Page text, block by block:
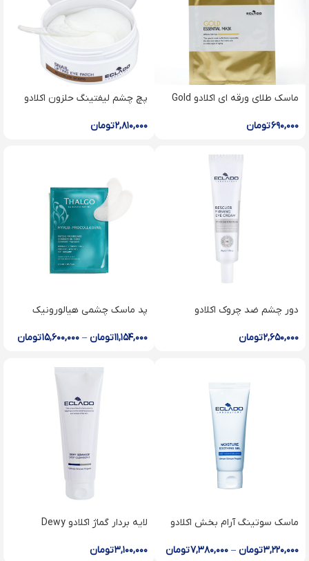
ماسک طلای ورقه ای اکلادو Gold
۶۹۰,۰۰۰تومان
پچ چشم لیفتینگ حلزون اکلادو
۲,۸۱۰,۰۰۰تومان
دور چشم ضد چروک اکلادو
۲,۶۵۰,۰۰۰تومان
پد ماسک چشمی هیالورونیک
Patches
۱۱,۱۵۴,۰۰۰تومان – ۱۵,۶۰۰,۰۰۰تومان
ماسک سوتینگ آرام بخش اکلادو
۳,۲۲۰,۰۰۰تومان – ۷,۳۸۰,۰۰۰تومان
لایه بردار گماژ اکلادو Dewy
۳,۱۰۰,۰۰۰تومان